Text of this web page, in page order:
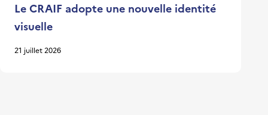
Le CRAIF adopte une nouvelle identité
visuelle
21 juillet 2026